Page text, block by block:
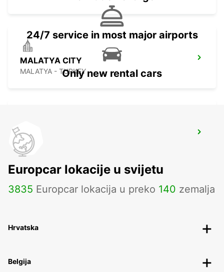
MALATYA CITY
MALATYA - TURKEY
SANLIURFA GAP AIRPORT
SANLIURFA - TURKEY
24/7 service in most major airports
Only new rental cars
Europcar lokacije u svijetu
3835 Europcar lokacija u preko 140 zemalja
Hrvatska
Belgija